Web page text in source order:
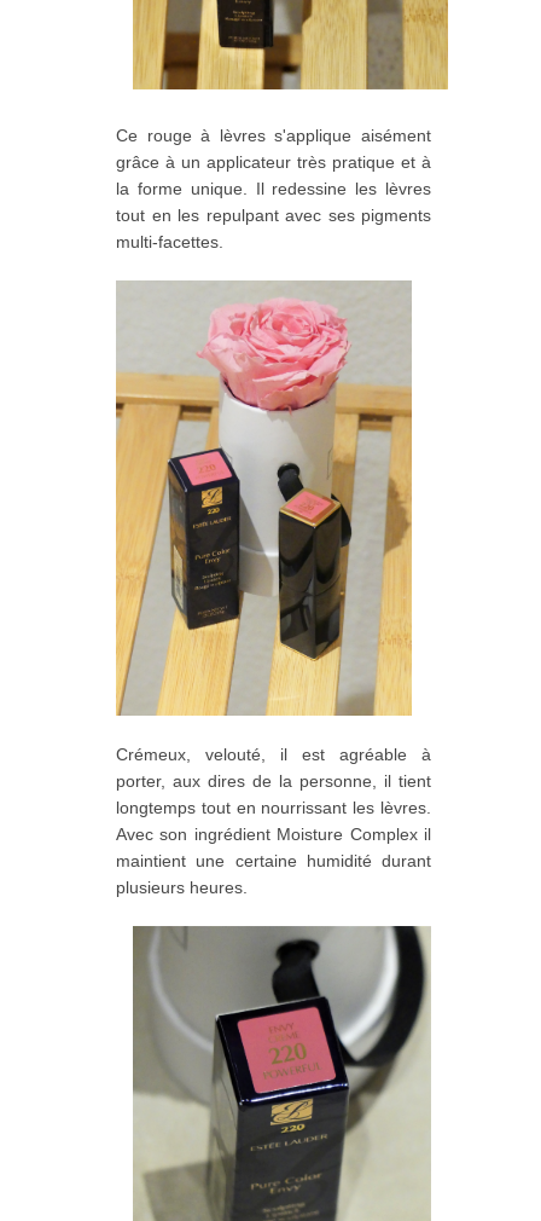
Ce rouge à lèvres s'applique aisément
grâce à un applicateur très pratique et à
la forme unique. Il redessine les lèvres
tout en les repulpant avec ses pigments
multi-facettes.
Crémeux, velouté, il est agréable à
porter, aux dires de la personne, il tient
longtemps tout en nourrissant les lèvres.
Avec son ingrédient Moisture Complex il
maintient une certaine humidité durant
plusieurs heures.